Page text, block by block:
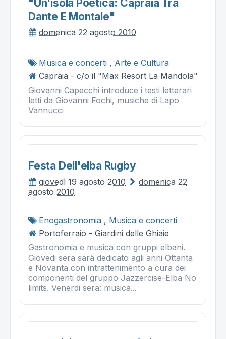
"un'isola Poetica: Capraia Tra
Dante E Montale"
domenica 22 agosto 2010
Musica e concerti , Arte e Cultura
Capraia - c/o il "Max Resort La Mandola"
Giovanni Capecchi introduce i testi letterari
letti da Giovanni Fochi, musiche di Lapo
Vannucci
Festa Dell'elba Rugby
giovedì 19 agosto 2010
domenica 22
agosto 2010
Enogastronomia , Musica e concerti
Portoferraio - Giardini delle Ghiaie
Gastronomia e musica con gruppi elbani.
Giovedi sera sarà dedicato agli anni Ottanta
e Novanta con intrattenimento a cura dei
componenti del gruppo Jazzercise-Elba No
limits. Venerdi sera: musica...